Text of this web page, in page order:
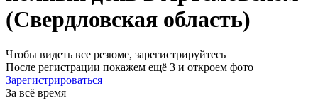
(Свердловская область)
Чтобы видеть все резюме, зарегистрируйтесь
После регистрации покажем ещё 3 и откроем фото
Зарегистрироваться
За всё время